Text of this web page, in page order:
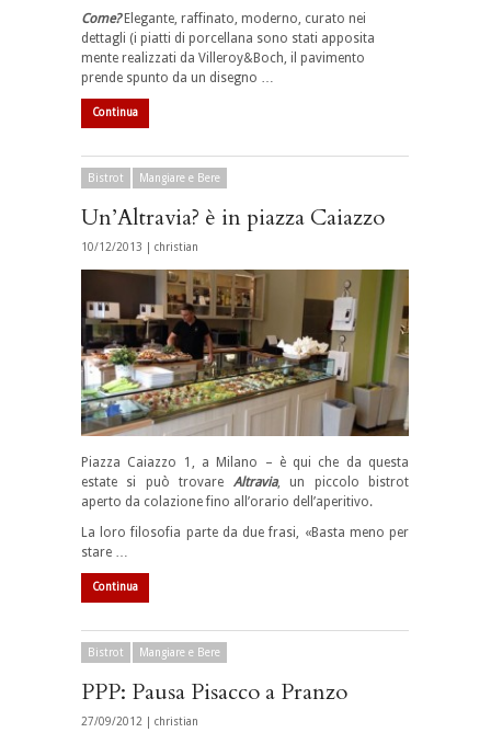
Come? Elegante, raffinato, moderno, curato nei
dettagli (i piatti di porcellana sono stati apposita
mente realizzati da Villeroy&Boch, il pavimento
prende spunto da un disegno …
Continua
Bistrot Mangiare e Bere
Un’Altravia? è in piazza Caiazzo
10/12/2013 | christian
Piazza Caiazzo 1, a Milano – è qui che da questa
estate si può trovare Altravia, un piccolo bistrot
aperto da colazione fino all’orario dell’aperitivo.
La loro filosofia parte da due frasi, «Basta meno per
stare …
Continua
Bistrot Mangiare e Bere
PPP: Pausa Pisacco a Pranzo
27/09/2012 | christian